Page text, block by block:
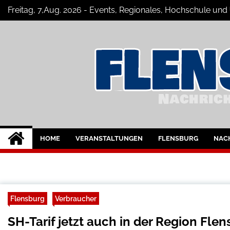
SkipFreitag, 7,Aug. 2026 - Events, Regionales, Hochschule
Flensburg-Szene
Nachrichten für Flensburg und
HOME VERANSTALTUNGEN FLENSBURG
Flensburg Verbraucher
SH-Tarif jetzt auch in der Region